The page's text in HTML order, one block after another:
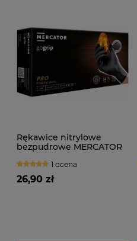
Rękawice nitrylowe
bezpudrowe MERCATOR
1 ocena
26,90 zł